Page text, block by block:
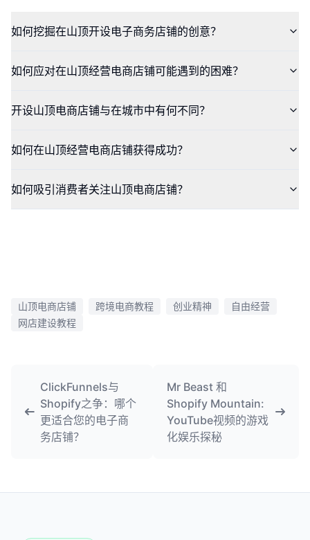
如何挖掘在山顶开设电子商务店铺的创意？
如何应对在山顶经营电商店铺可能遇到的困难？
开设山顶电商店铺与在城市中有何不同？
如何在山顶经营电商店铺获得成功？
如何吸引消费者关注山顶电商店铺？
山顶电商店铺 跨境电商教程 创业精神
自由经营
网店建设教程
ClickFunnels与
Shopify之争：哪个
更适合您的电子商
务店铺？
Mr Beast 和
Shopify Mountain:
YouTube视频的游戏
化娱乐探秘